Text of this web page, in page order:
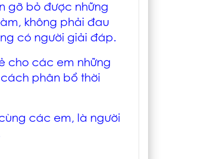
gỡ bỏ được những
không phải đau
có người giải đáp.
cho các em những
phân bổ thời
các em, là người